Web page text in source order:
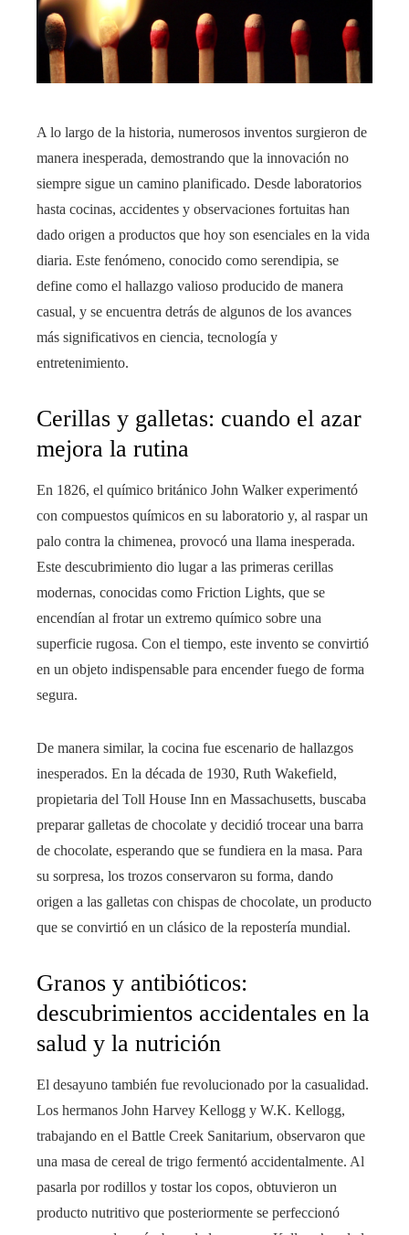
A lo largo de la historia, numerosos inventos surgieron de
manera inesperada, demostrando que la innovación no
siempre sigue un camino planificado. Desde laboratorios
hasta cocinas, accidentes y observaciones fortuitas han
dado origen a productos que hoy son esenciales en la vida
diaria. Este fenómeno, conocido como serendipia, se
define como el hallazgo valioso producido de manera
casual, y se encuentra detrás de algunos de los avances
más significativos en ciencia, tecnología y
entretenimiento.
Cerillas y galletas: cuando el azar
mejora la rutina
En 1826, el químico británico John Walker experimentó
con compuestos químicos en su laboratorio y, al raspar un
palo contra la chimenea, provocó una llama inesperada.
Este descubrimiento dio lugar a las primeras cerillas
modernas, conocidas como Friction Lights, que se
encendían al frotar un extremo químico sobre una
superficie rugosa. Con el tiempo, este invento se convirtió
en un objeto indispensable para encender fuego de forma
segura.
De manera similar, la cocina fue escenario de hallazgos
inesperados. En la década de 1930, Ruth Wakefield,
propietaria del Toll House Inn en Massachusetts, buscaba
preparar galletas de chocolate y decidió trocear una barra
de chocolate, esperando que se fundiera en la masa. Para
su sorpresa, los trozos conservaron su forma, dando
origen a las galletas con chispas de chocolate, un producto
que se convirtió en un clásico de la repostería mundial.
Granos y antibióticos:
descubrimientos accidentales en la
salud y la nutrición
El desayuno también fue revolucionado por la casualidad.
Los hermanos John Harvey Kellogg y W.K. Kellogg,
trabajando en el Battle Creek Sanitarium, observaron que
una masa de cereal de trigo fermentó accidentalmente. Al
pasarla por rodillos y tostar los copos, obtuvieron un
producto nutritivo que posteriormente se perfeccionó